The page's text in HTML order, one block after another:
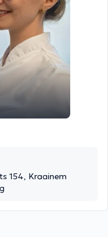
154, Kraainem